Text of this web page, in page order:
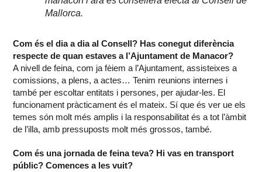
Mallorca.
Com és el dia a dia al Consell? Has conegut diferència
respecte de quan estaves a l’Ajuntament de Manacor?
A nivell de feina, com ja fèiem a l’Ajuntament, assisteixes a
comissions, a plens, a actes… Tenim reunions internes i
també per escoltar entitats i persones, per ajudar-les. El
funcionament pràcticament és el mateix. Sí que és ver ue els
temes són molt més amplis i la responsabilitat és a tot l’àmbit
de l’illa, amb pressuposts molt més grossos, també.
Com és una jornada de feina teva? Hi vas en transport
públic? Comences a les vuit?